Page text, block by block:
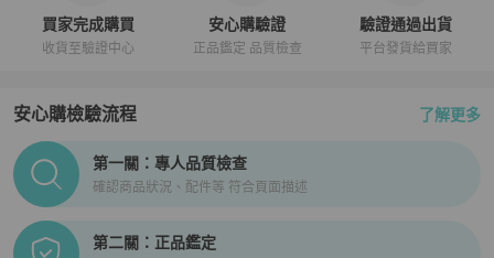
買家完成購買
收貨至驗證中心
安心購驗證
正品鑑定 品質檢查
驗證通過出貨
平台發貨給買家
安心購檢驗流程 了解更多
PopChill拍拍圈正品驗證、安心購檢驗流程介紹
第一關：專人品質檢查
確認商品狀況、配件等 符合頁面描述
第二關：正品鑑定